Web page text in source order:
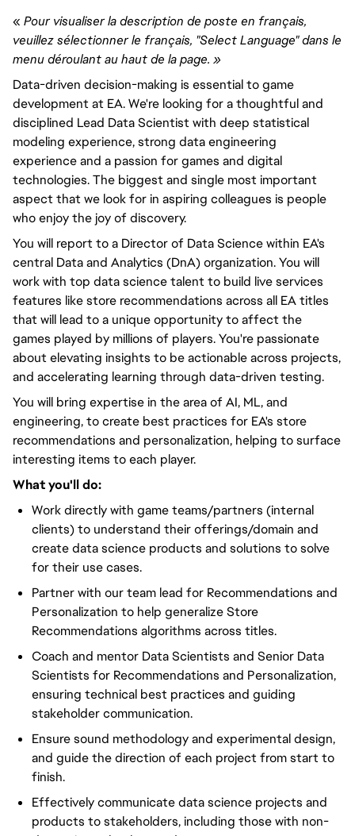
« Pour visualiser la description de poste en français,
veuillez sélectionner le français, "Select Language" dans le
menu déroulant au haut de la page. »
Data-driven decision-making is essential to game
development at EA. We're looking for a thoughtful and
disciplined Lead Data Scientist with deep statistical
modeling experience, strong data engineering
experience and a passion for games and digital
technologies. The biggest and single most important
aspect that we look for in aspiring colleagues is people
who enjoy the joy of discovery.
You will report to a Director of Data Science within EA's
central Data and Analytics (DnA) organization. You will
work with top data science talent to build live services
features like store recommendations across all EA titles
that will lead to a unique opportunity to affect the
games played by millions of players. You're passionate
about elevating insights to be actionable across projects,
and accelerating learning through data-driven testing.
You will bring expertise in the area of AI, ML, and
engineering, to create best practices for EA's store
recommendations and personalization, helping to surface
interesting items to each player.
What you'll do:
Work directly with game teams/partners (internal
clients) to understand their offerings/domain and
create data science products and solutions to solve
for their use cases.
Partner with our team lead for Recommendations and
Personalization to help generalize Store
Recommendations algorithms across titles.
Coach and mentor Data Scientists and Senior Data
Scientists for Recommendations and Personalization,
ensuring technical best practices and guiding
stakeholder communication.
Ensure sound methodology and experimental design,
and guide the direction of each project from start to
finish.
Effectively communicate data science projects and
products to stakeholders, including those with non-